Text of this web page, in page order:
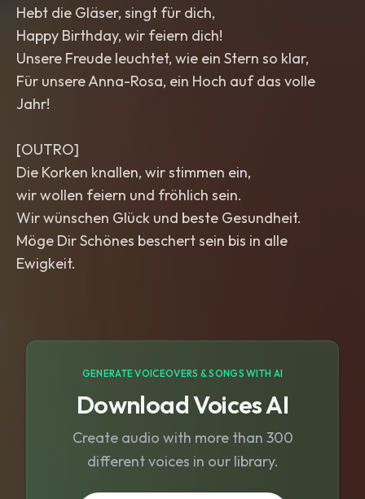
Hebt die Gläser, singt für dich,
Happy Birthday, wir feiern dich!
Unsere Freude leuchtet, wie ein Stern so klar,
Für unsere Anna-Rosa, ein Hoch auf das volle
Jahr!
[OUTRO]
Die Korken knallen, wir stimmen ein,
wir wollen feiern und fröhlich sein.
Wir wünschen Glück und beste Gesundheit.
Möge Dir Schönes beschert sein bis in alle
Ewigkeit.
GENERATE VOICEOVERS & SONGS WITH AI
Download Voices AI
Create audio with more than 300
different voices in our library.